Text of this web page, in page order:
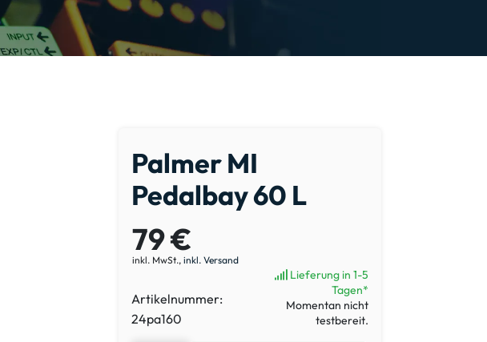
Palmer MI
Pedalbay 60 L
79 €
inkl. MwSt., inkl. Versand
Artikelnummer:
24pa160
Lieferung in 1-5
Tagen*
Momentan nicht
testbereit.